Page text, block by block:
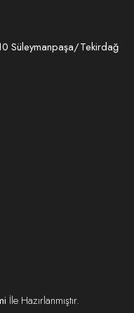
Süleymanpaşa/Tekirdağ
İle Hazırlanmıştır.